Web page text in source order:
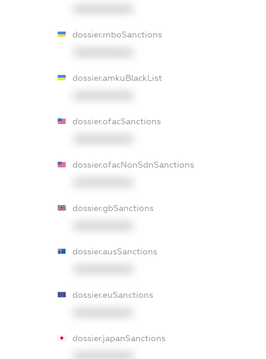
dossier.rnboSanctions
dossier.amkuBlackList
dossier.ofacSanctions
dossier.ofacNonSdnSanctions
dossier.gbSanctions
dossier.ausSanctions
dossier.euSanctions
dossier.japanSanctions